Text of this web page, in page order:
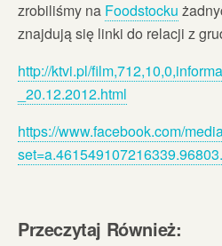
zrobiliśmy na Foodstocku
znajdują się linki do relacji z
http://ktvi.pl/
_20.12.2012.html
https://www.facebook.com/
Przeczytaj Również: